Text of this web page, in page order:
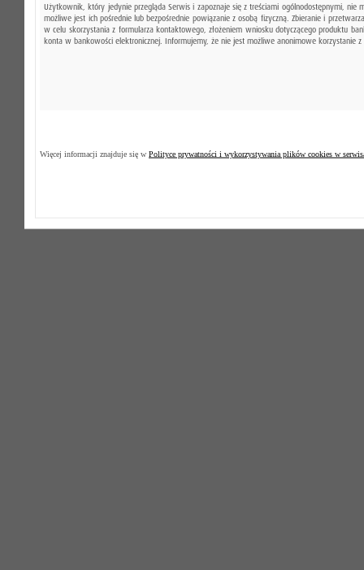
Użytkownik, który jedynie przegląda Serwis i zapoznaje się z treściami ogólnodostępnymi,
możliwe jest ich pośrednie lub bezpośrednie powiązanie z osobą fizyczną. Zbieranie i
w celu skorzystania z formularza kontaktowego, złożeniem wniosku dotyczącego produktu
konta w bankowości elektronicznej. Informujemy, że nie jest możliwe anonimowe korzystanie
Więcej informacji znajduje się w Polityce prywatności i wykorzystywania plików cookies w